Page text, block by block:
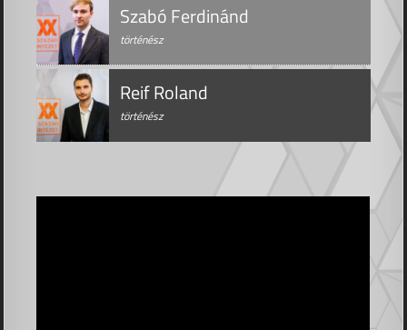
Szabó Ferdinánd
történész
Reif Roland
történész